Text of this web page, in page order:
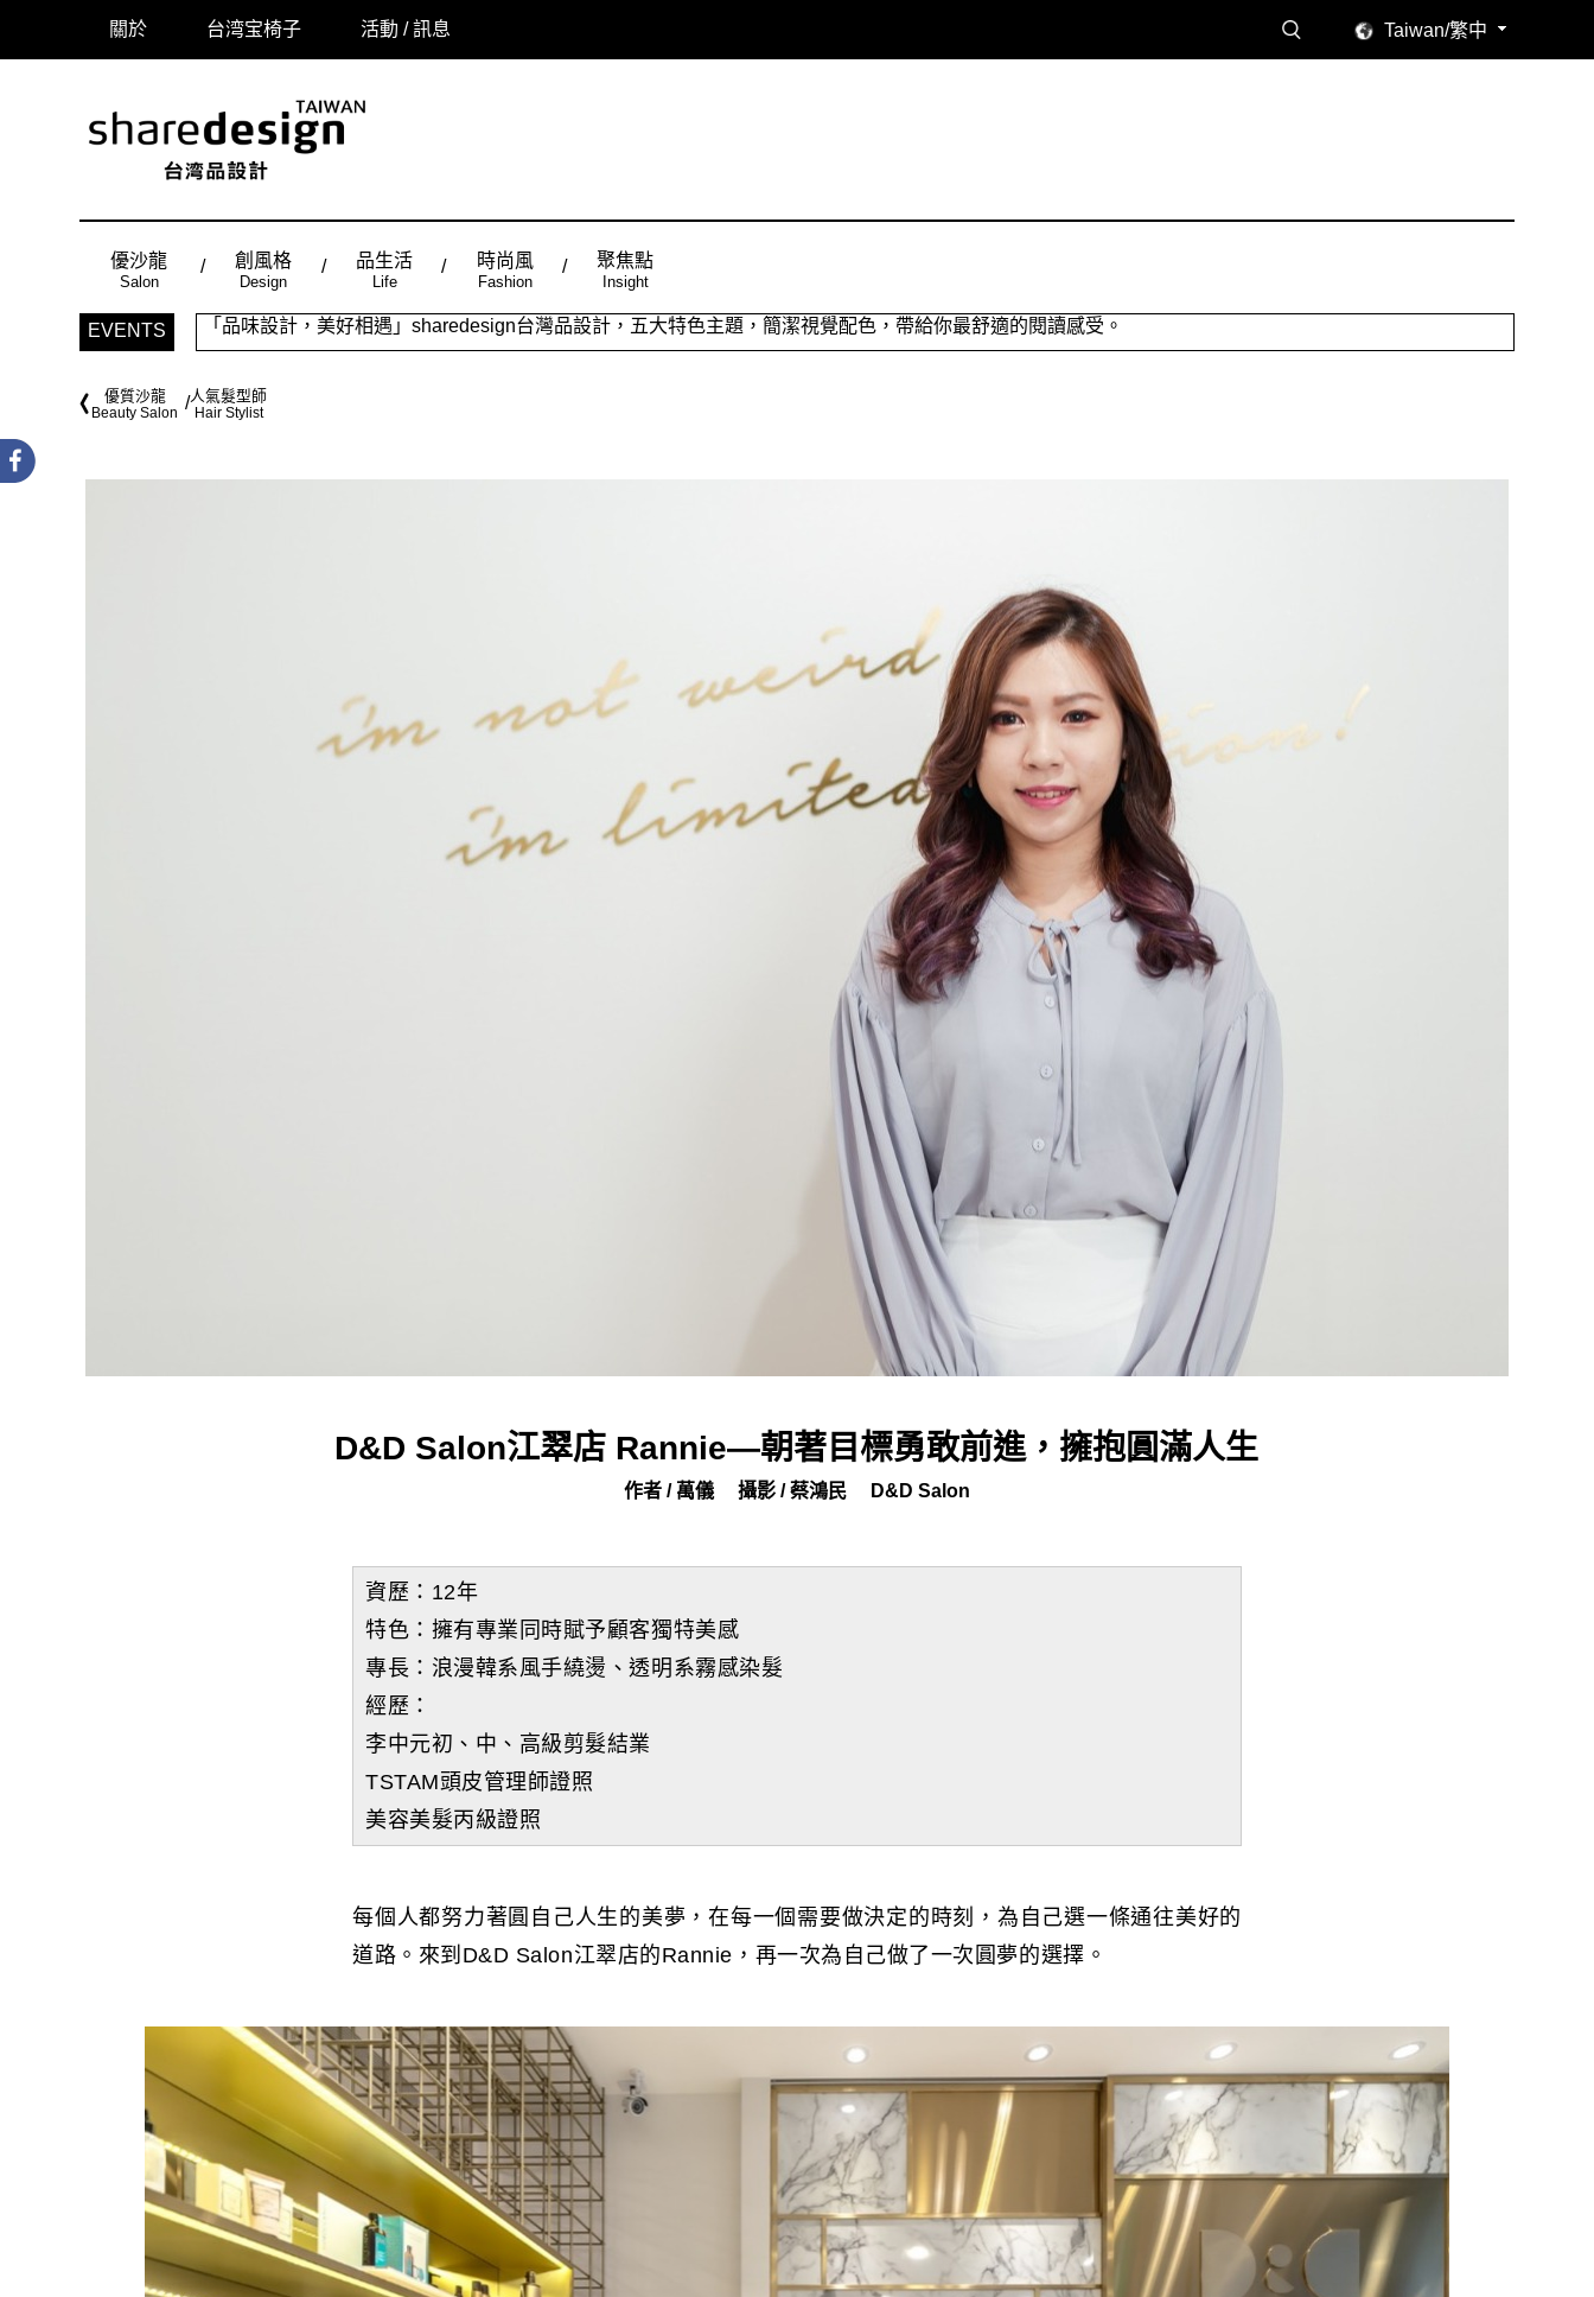
Taiwan/繁中
關於 台湾宝椅子 活動 / 訊息
優沙龍
Salon
創風格
Design
品生活
Life
時尚風
Fashion
聚焦點
Insight
EVENTS
時尚風：Made in Taiwan， 從台灣原創時尚，領略潮流趨勢，體現個人穿搭品味。
優質沙龍
Beauty Salon
人氣髮型師
Hair Stylist
D&D Salon江翠店 Rannie—朝著目標勇敢前進，擁抱圓滿人生
作者 / 萬儀 攝影 / 蔡鴻民 D&D Salon
資歷：12年
特色：擁有專業同時賦予顧客獨特美感
專長：浪漫韓系風手繞燙、透明系霧感染髮
經歷：
李中元初、中、高級剪髮結業
TSTAM頭皮管理師證照
美容美髮丙級證照
每個人都努力著圓自己人生的美夢，在每一個需要做決定的時刻，為自己選一條通往美好的
道路。來到D&D Salon江翠店的Rannie，再一次為自己做了一次圓夢的選擇。